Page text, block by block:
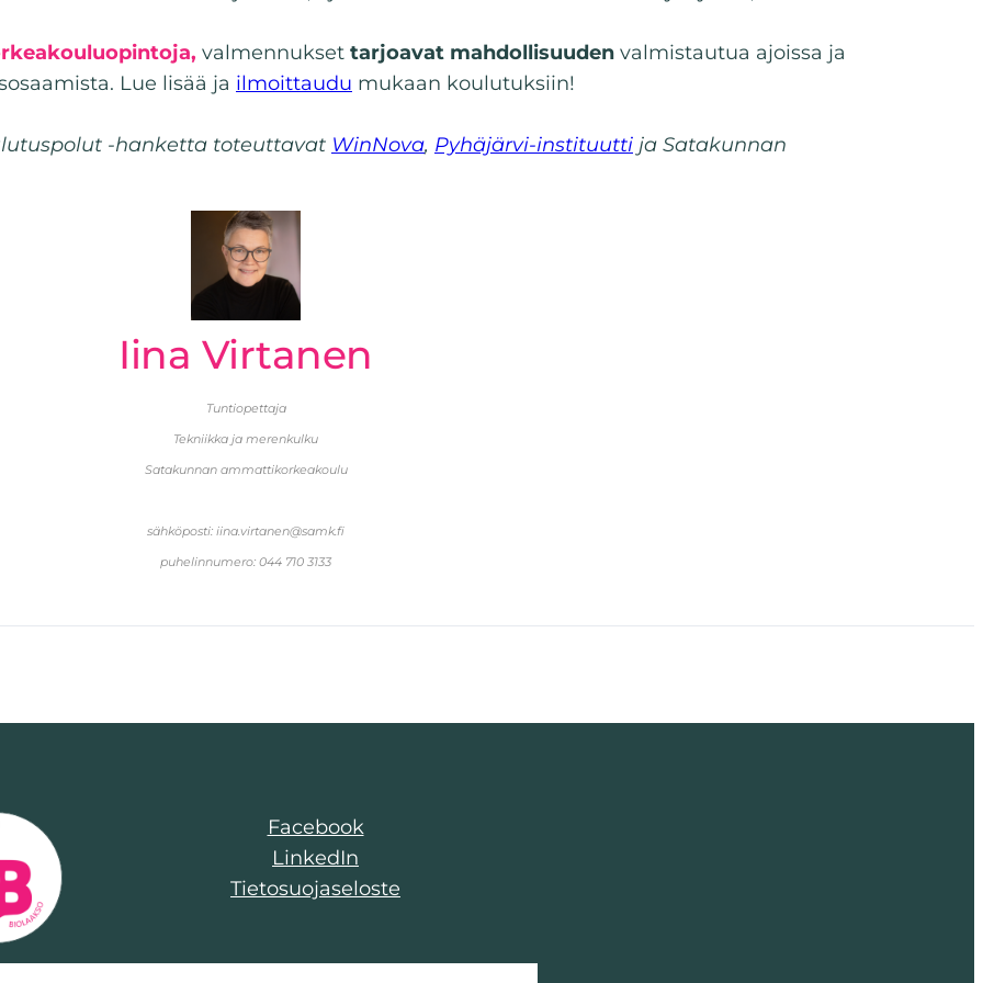
valmennukset tarjoavat mahdollisuuden valmistautua ajoissa ja
Lue lisää ja ilmoittaudu mukaan koulutuksiin!
-hanketta toteuttavat WinNova, Pyhäjärvi-instituutti ja Satakunnan
Iina Virtanen
Tuntiopettaja
Tekniikka ja merenkulku
Satakunnan ammattikorkeakoulu
sähköposti: iina.virtanen@samk.fi
puhelinnumero: 044 710 3133
Facebook
LinkedIn
Tietosuojaseloste